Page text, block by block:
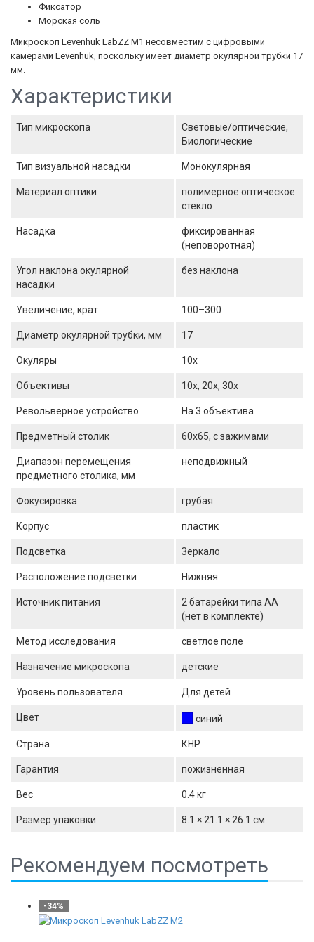
Фиксатор
Морская соль
Микроскоп Levenhuk LabZZ M1 несовместим с цифровыми
камерами Levenhuk, поскольку имеет диаметр окулярной трубки 17
мм.
Характеристики
Тип микроскопа
Световые/оптические,
Биологические
Тип визуальной насадки Монокулярная
Материал оптики
полимерное оптическое
стекло
Насадка
фиксированная
(неповоротная)
Угол наклона окулярной
насадки
без наклона
Увеличение, крат 100–300
Диаметр окулярной трубки, мм 17
Окуляры 10х
Объективы 10х, 20х, 30х
Револьверное устройство На 3 объектива
Предметный столик 60x65, с зажимами
Диапазон перемещения
предметного столика, мм
неподвижный
Фокусировка грубая
Корпус пластик
Подсветка Зеркало
Расположение подсветки Нижняя
Источник питания
2 батарейки типа АА
(нет в комплекте)
Метод исследования светлое поле
Назначение микроскопа детские
Уровень пользователя Для детей
Цвет синий
Страна КНР
Гарантия пожизненная
Вес 0.4 кг
Размер упаковки 8.1 × 21.1 × 26.1 см
Рекомендуем посмотреть
-34%